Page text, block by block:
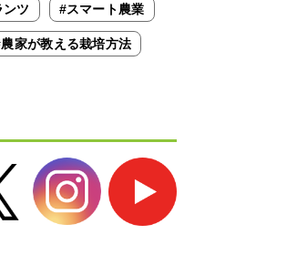
ツ #スマート農業
家が教える栽培方法